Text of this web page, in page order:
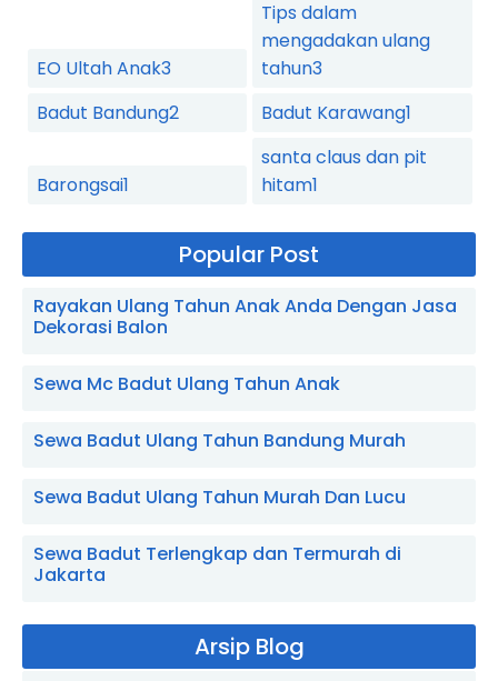
EO Ultah Anak3
Tips dalam
mengadakan ulang
tahun3
Badut Bandung2 Badut Karawang1
Barongsai1
santa claus dan pit
hitam1
Popular Post
Rayakan Ulang Tahun Anak Anda Dengan Jasa
Dekorasi Balon
Sewa Mc Badut Ulang Tahun Anak
Sewa Badut Ulang Tahun Bandung Murah
Sewa Badut Ulang Tahun Murah Dan Lucu
Sewa Badut Terlengkap dan Termurah di
Jakarta
Arsip Blog